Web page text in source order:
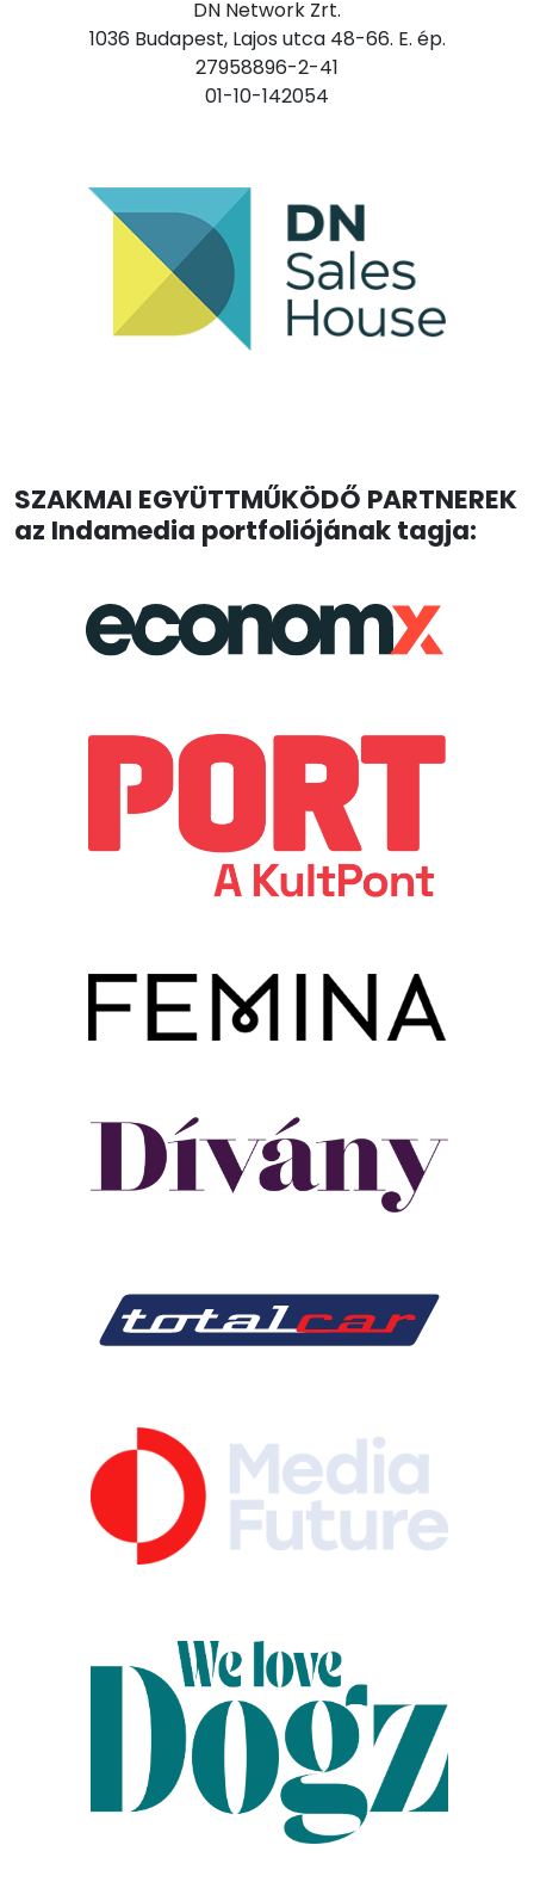
DN Network Zrt.
1036 Budapest, Lajos utca 48-66. E. ép.
27958896-2-41
01-10-142054
SZAKMAI EGYÜTTMŰKÖDŐ PARTNEREK
az Indamedia portfoliójának tagja: